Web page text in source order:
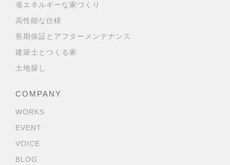
省エネルギーな家づくり
高性能な仕様
長期保証とアフターメンテナンス
建築士とつくる家
土地探し
COMPANY
WORKS
EVENT
VOICE
BLOG